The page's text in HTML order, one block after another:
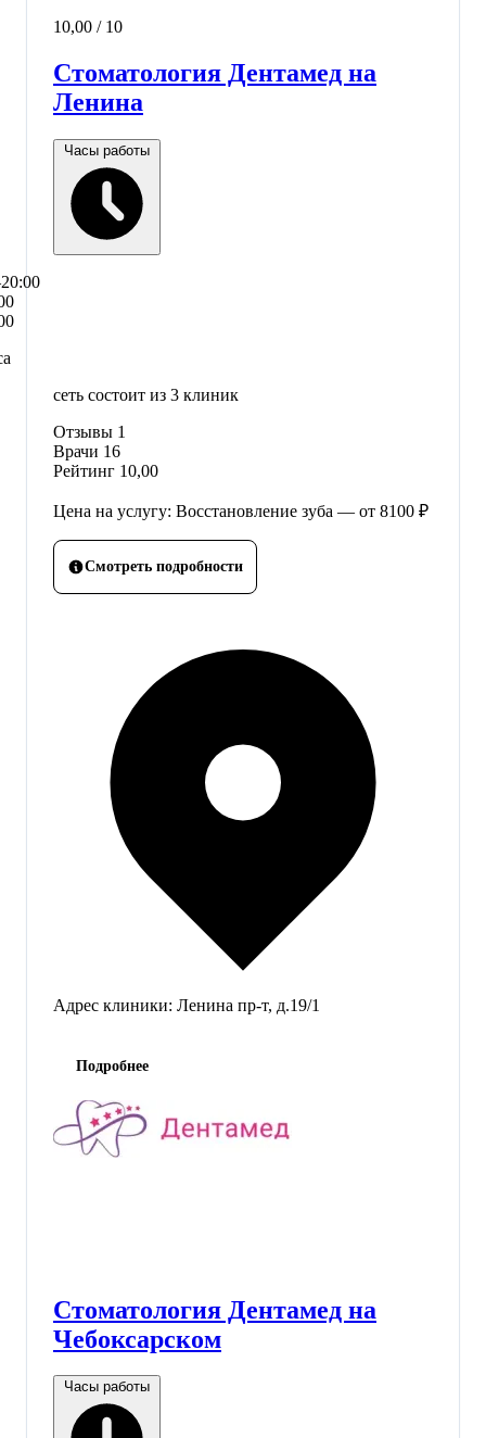
10,00 / 10
Стоматология Дентамед на
Ленина
Часы работы
сеть состоит из 3 клиник
Отзывы 1
Врачи 16
Рейтинг 10,00
Цена на услугу: Восстановление зуба — от 8100 ₽
Смотреть подробности
Адрес клиники: Ленина пр-т, д.19/1
Подробнее
Стоматология Дентамед на
Чебоксарском
Часы работы